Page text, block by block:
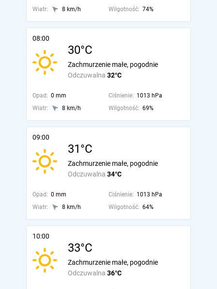
Wiatr: 8 km/h Wilgotność: 74%
08:00
30°C
Odczuwalna 32°C
Zachmurzenie małe, pogodnie
Opad: 0 mm Ciśnienie: 1013 hPa
Wiatr:
8 km/h Wilgotność: 69%
09:00
31°C
Odczuwalna 34°C
Zachmurzenie małe, pogodnie
Opad: 0 mm Ciśnienie: 1013 hPa
Wiatr:
8 km/h Wilgotność: 64%
10:00
33°C
Odczuwalna 36°C
Zachmurzenie małe, pogodnie